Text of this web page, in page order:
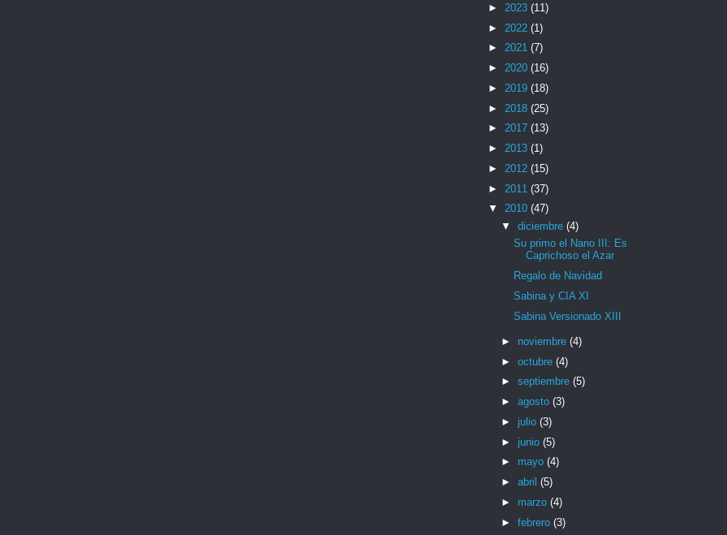
► 2023 (11)
► 2022 (1)
► 2021 (7)
► 2020 (16)
► 2019 (18)
► 2018 (25)
► 2017 (13)
► 2013 (1)
► 2012 (15)
► 2011 (37)
▼ 2010 (47)
▼ diciembre (4)
Su primo el Nano III: Es
Caprichoso el Azar
Regalo de Navidad
Sabina y CIA XI
Sabina Versionado XIII
► noviembre (4)
► octubre (4)
► septiembre (5)
► agosto (3)
► julio (3)
► junio (5)
► mayo (4)
► abril (5)
► marzo (4)
► febrero (3)